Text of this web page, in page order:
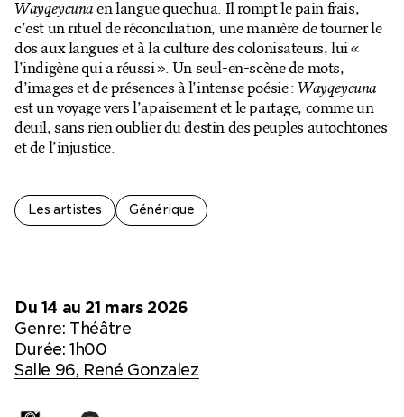
Wayqeycuna en langue quechua. Il rompt le pain frais,
c’est un rituel de réconciliation, une manière de tourner le
dos aux langues et à la culture des colonisateurs, lui «
l’indigène qui a réussi ». Un seul-en-scène de mots,
d’images et de présences à l’intense poésie : Wayqeycuna
est un voyage vers l’apaisement et le partage, comme un
deuil, sans rien oublier du destin des peuples autochtones
et de l’injustice.
Les artistes Générique
Du 14 au 21 mars 2026
Genre: Théâtre
Durée: 1h00
Salle 96, René Gonzalez